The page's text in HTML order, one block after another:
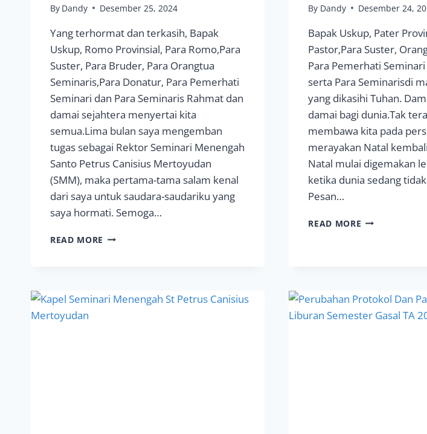
By Dandy Desember 25, 2024
Yang terhormat dan terkasih, Bapak
Uskup, Romo Provinsial, Para Romo,Para
Suster, Para Bruder, Para Orangtua
Seminaris,Para Donatur, Para Pemerhati
Seminari dan Para Seminaris Rahmat dan
damai sejahtera menyertai kita
semua.Lima bulan saya mengemban
tugas sebagai Rektor Seminari Menengah
Santo Petrus Canisius Mertoyudan
(SMM), maka pertama-tama salam kenal
dari saya untuk saudara-saudariku yang
saya hormati. Semoga…
READ MORE AGAR
SESAMA
By Dandy Desember 24,
Bapak Uskup, Pater
Pastor,Para Suster,
Para Pemerhati
serta Para Seminarisdi
yang dikasihi Tuhan.
damai bagi dunia.Tak
membawa kita pada
merayakan Natal
Natal mulai digemakan
ketika dunia sedang
Pesan…
READ MORE DAMAI
DI
BETLEHEM
ITU